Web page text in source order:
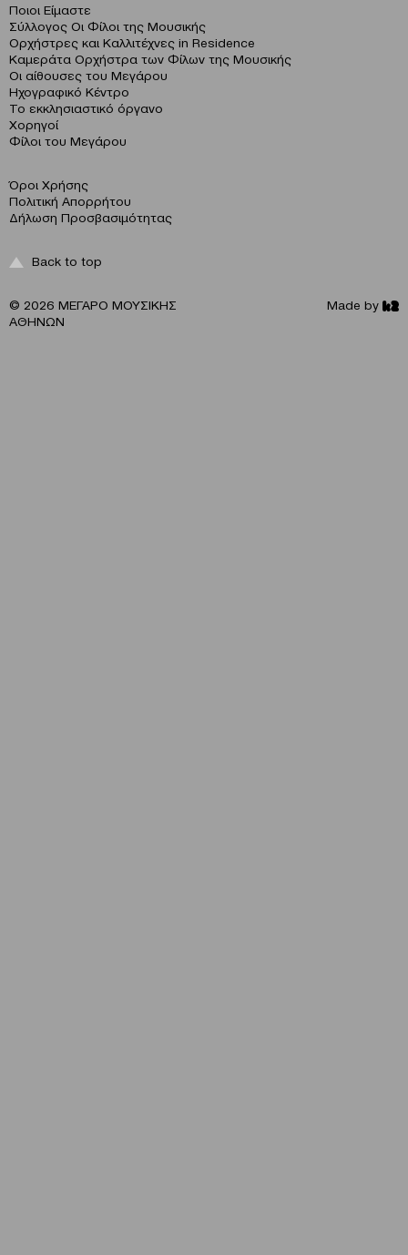
Ποιοι Είμαστε
Σύλλογος Οι Φίλοι της Μουσικής
Ορχήστρες και Καλλιτέχνες in Residence
Καμεράτα Ορχήστρα των Φίλων της Μουσικής
Οι αίθουσες του Μεγάρου
Ηχογραφικό Κέντρο
Το εκκλησιαστικό όργανο
Χορηγοί
Φίλοι του Μεγάρου
© 2026 ΜΕΓΑΡΟ ΜΟΥΣΙΚΗΣ
ΑΘΗΝΩΝ
Όροι Χρήσης
Πολιτική Απορρήτου
Δήλωση Προσβασιμότητας
Made by
Back to top